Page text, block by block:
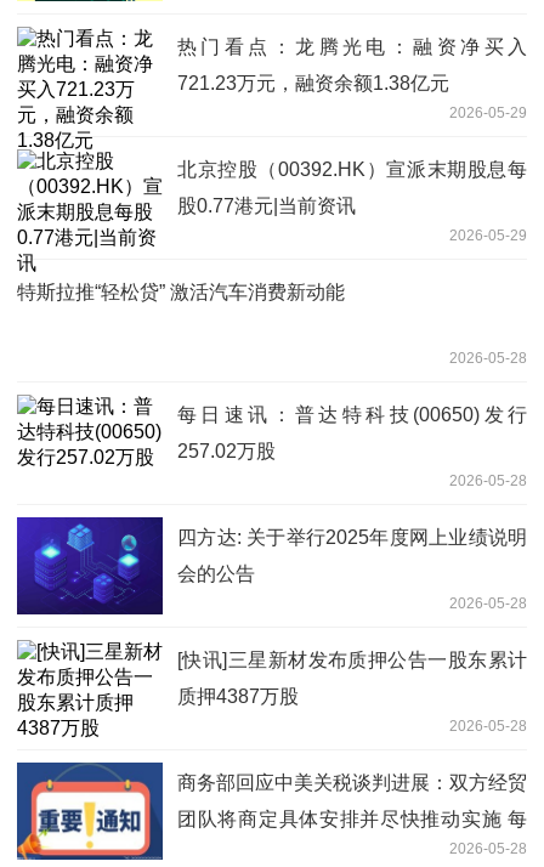
热门看点：龙腾光电：融资净买入
721.23万元，融资余额1.38亿元
2026-05-29
北京控股（00392.HK）宣派末期股息每
股0.77港元|当前资讯
2026-05-29
特斯拉推“轻松贷” 激活汽车消费新动能
2026-05-28
每日速讯：普达特科技(00650)发行
257.02万股
2026-05-28
四方达: 关于举行2025年度网上业绩说明
会的公告
2026-05-28
[快讯]三星新材发布质押公告一股东累计
质押4387万股
2026-05-28
商务部回应中美关税谈判进展：双方经贸
团队将商定具体安排并尽快推动实施 每
2026-05-28